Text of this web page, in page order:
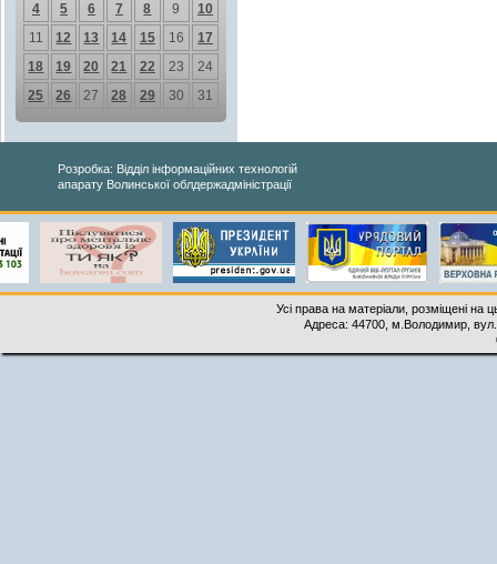
4
5 6 7 8 9
10
11
12 13 14 15 16
17
18
19 20 21 22 23
24
25
26 27 28 29 30 31
Розробка: Відділ інформаційних технологій
апарату Волинської облдержадміністрації
Усі права на матеріали, розміщені на
Адреса: 44700, м.Володимир,